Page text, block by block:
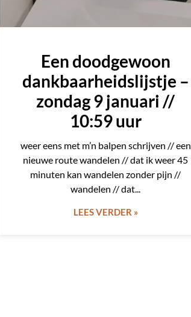
Een doodgewoon
dankbaarheidslijstje –
zondag 9 januari //
10:59 uur
weer eens met m’n balpen schrijven // een
nieuwe route wandelen // dat ik weer 45
minuten kan wandelen zonder pijn //
wandelen // dat
LEES VERDER »